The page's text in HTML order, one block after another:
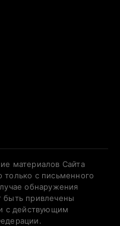
материалов Сайта
с письменного
обнаружения
быть привлечены
с действующим